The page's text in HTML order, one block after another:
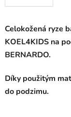
Celokožená ryze
KOEL4KIDS na
BERNARDO.
Díky použitým
do podzimu.